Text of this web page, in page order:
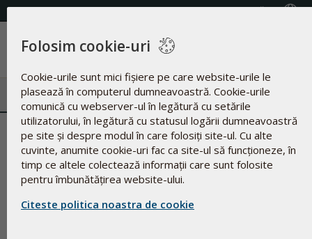
(+40) 21.316.06.54
Meniu
Caragenanul
Folosim cookie-uri
Cookie-urile sunt mici fișiere pe care website-urile le
plasează în computerul dumneavoastră. Cookie-urile
comunică cu webserver-ul în legătură cu setările
utilizatorului, în legătură cu statusul logării dumneavoastră
pe site și despre modul în care folosiți site-ul. Cu alte
cuvinte, anumite cookie-uri fac ca site-ul să funcționeze, în
timp ce altele colectează informații care sunt folosite
pentru îmbunătățirea website-ului.
Citeste politica noastra de cookie